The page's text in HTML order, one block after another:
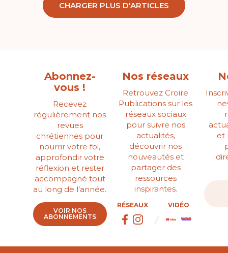
CHARGER PLUS D'ARTICLES
Abonnez-
vous !
Recevez
régulièrement nos
revues
chrétiennes pour
nourrir votre foi,
approfondir votre
réflexion et rester
accompagné tout
au long de l’année.
VOIR NOS
ABONNEMENTS
Nos réseaux
Retrouvez Croire
Publications sur les
réseaux sociaux
pour suivre nos
actualités,
découvrir nos
nouveautés et
partager des
ressources
inspirantes.
RÉSEAUX VIDÉO
et